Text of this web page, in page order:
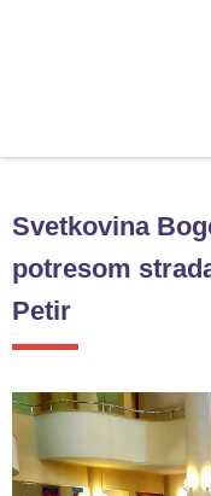
Svetkovina
potresom
Petir